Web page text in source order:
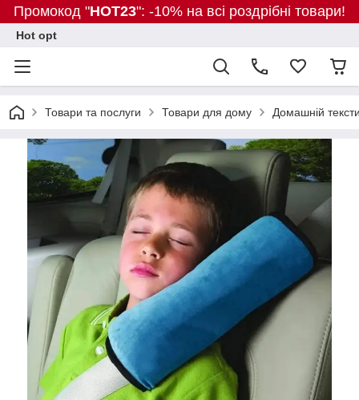
Промокод "HOT23": -10% на всі роздрібні товари!
Hot opt
Товари та послуги Товари для дому Домашній